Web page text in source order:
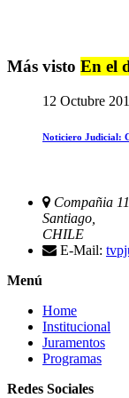
Más visto En el
12 Octubre
Noticiero Judicial:
Compañia
Santiago,
CHILE
E-Mail:
Menú
Home
Institucional
Juramentos
Programas
Redes Sociales